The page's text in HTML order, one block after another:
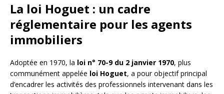
La loi Hoguet : un cadre
réglementaire pour les agents
immobiliers
Adoptée en 1970, la loi n° 70-9 du 2 janvier 1970, plus
communément appelée loi Hoguet, a pour objectif principal
d’encadrer les activités des professionnels intervenant dans les